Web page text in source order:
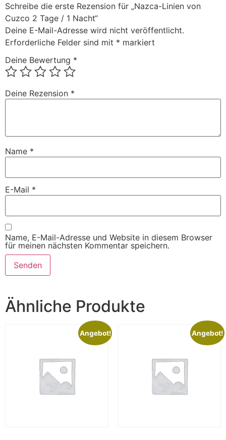
Schreibe die erste Rezension für „Nazca-Linien von
Cuzco 2 Tage / 1 Nacht“
Deine E-Mail-Adresse wird nicht veröffentlicht.
Erforderliche Felder sind mit * markiert
Deine Bewertung *
Deine Rezension *
Name *
E-Mail *
Name, E-Mail-Adresse und Website in diesem Browser
für meinen nächsten Kommentar speichern.
Ähnliche Produkte
Angebot! Angebot!